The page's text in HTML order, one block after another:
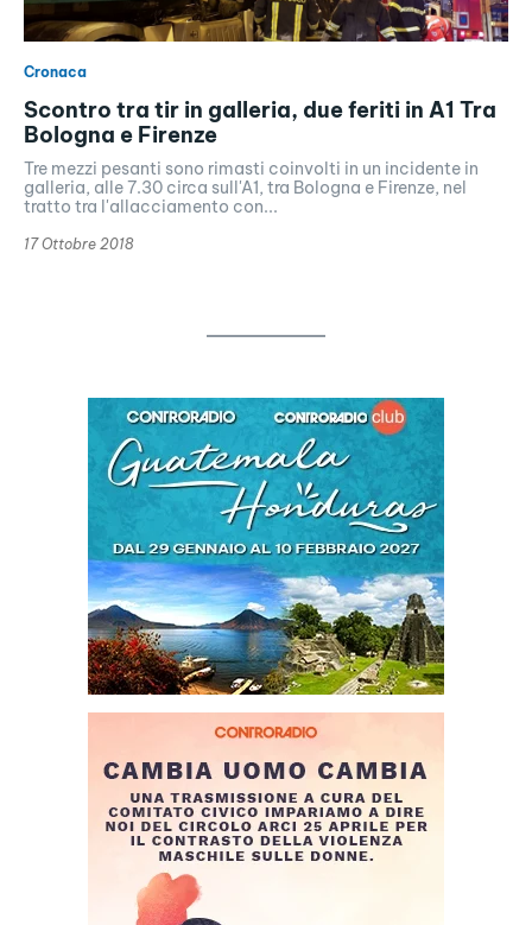
Cronaca
Scontro tra tir in galleria, due feriti in A1 Tra
Bologna e Firenze
Tre mezzi pesanti sono rimasti coinvolti in un incidente in
galleria, alle 7.30 circa sull'A1, tra Bologna e Firenze, nel
tratto tra l'allacciamento con...
17 Ottobre 2018